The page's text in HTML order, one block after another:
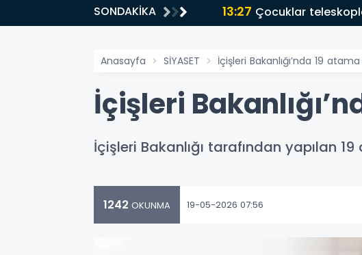
SONDAKİKA 13:27 Çocuklar
Anasayfa SİYASET İçişleri Bakanlığı’nda 19
İçişleri
İçişleri Bakanlığı tarafından yapılan
1242 OKUNMA 19-05-2026 07:56